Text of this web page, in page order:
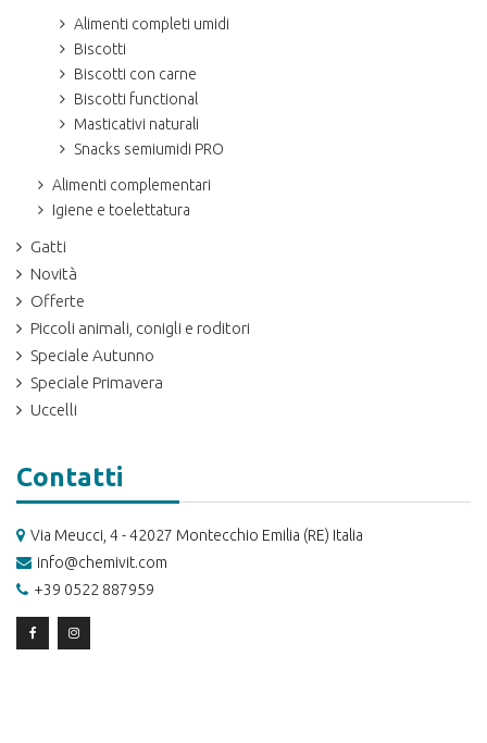
Alimenti completi umidi
Biscotti
Biscotti con carne
Biscotti functional
Masticativi naturali
Snacks semiumidi PRO
Alimenti complementari
Igiene e toelettatura
Gatti
Novità
Offerte
Piccoli animali, conigli e roditori
Speciale Autunno
Speciale Primavera
Uccelli
Contatti
Via Meucci, 4 - 42027 Montecchio Emilia (RE) Italia
info@chemivit.com
+39 0522 887959